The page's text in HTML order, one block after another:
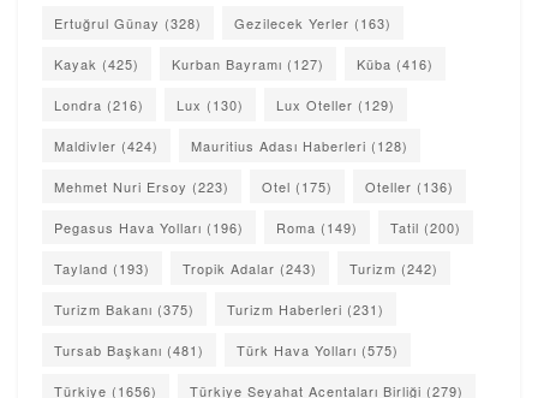
Ertuğrul Günay (328) Gezilecek Yerler (163)
Kayak (425) Kurban Bayramı (127) Küba (416)
Londra (216) Lux (130) Lux Oteller (129)
Maldivler (424) Mauritius Adası Haberleri (128)
Mehmet Nuri Ersoy (223) Otel (175) Oteller (136)
Pegasus Hava Yolları (196) Roma (149) Tatil (200)
Tayland (193) Tropik Adalar (243) Turizm (242)
Turizm Bakanı (375) Turizm Haberleri (231)
Tursab Başkanı (481) Türk Hava Yolları (575)
Türkiye (1656) Türkiye Seyahat Acentaları Birliği (279)